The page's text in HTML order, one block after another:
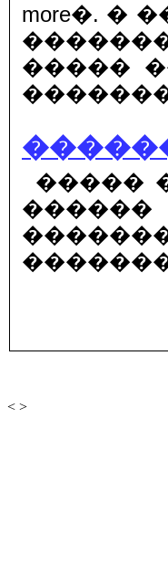
more�. �
�����
�����
������
< >